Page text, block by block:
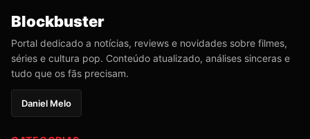
Blockbuster
Portal dedicado a notícias, reviews e novidades sobre filmes,
séries e cultura pop. Conteúdo atualizado, análises sinceras e
tudo que os fãs precisam.
Daniel Melo